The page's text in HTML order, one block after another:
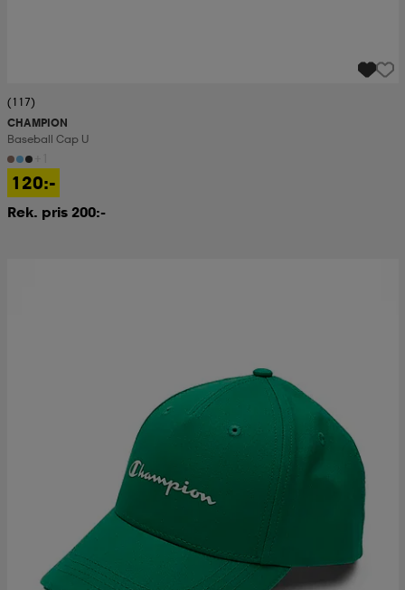
(117)
CHAMPION
Baseball Cap U
120:-
Rek. pris 200:-